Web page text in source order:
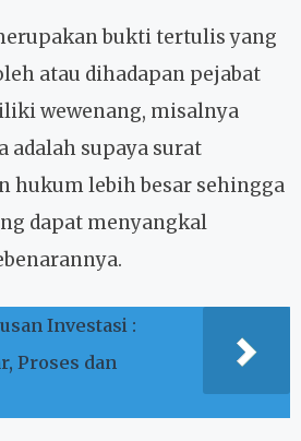
bukti tertulis yang
atau dihadapan pejabat
wewenang, misalnya
adalah supaya surat
hukum lebih besar sehingga
dapat menyangkal
Investasi :
Proses dan